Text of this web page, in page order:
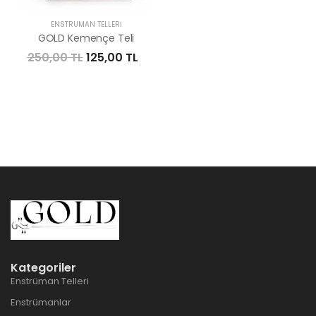
ENSTRÜMAN TELLERI
GOLD Kemençe Teli
250,00 TL125,00 TL
Kategoriler
Enstrüman Telleri
Enstrümanlar